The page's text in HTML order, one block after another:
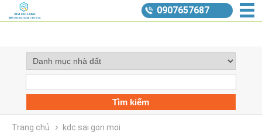
Trang chủ kdc sai gon moi
0907657687